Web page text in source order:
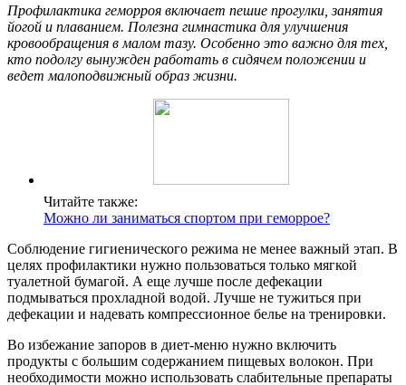
Профилактика геморроя включает пешие прогулки, занятия
йогой и плаванием. Полезна гимнастика для улучшения
кровообращения в малом тазу. Особенно это важно для тех,
кто подолгу вынужден работать в сидячем положении и
ведет малоподвижный образ жизни.
Читайте также:
Можно ли заниматься спортом при геморрое?
Соблюдение гигиенического режима не менее важный этап. В
целях профилактики нужно пользоваться только мягкой
туалетной бумагой. А еще лучше после дефекации
подмываться прохладной водой. Лучше не тужиться при
дефекации и надевать компрессионное белье на тренировки.
Во избежание запоров в диет-меню нужно включить
продукты с большим содержанием пищевых волокон. При
необходимости можно использовать слабительные препараты